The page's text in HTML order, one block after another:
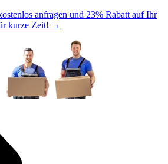
anfragen und 23% Rabatt auf Ihr
kurze Zeit! →